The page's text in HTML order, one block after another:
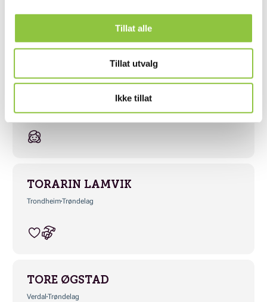
Tillat alle
Tillat utvalg
Ikke tillat
TORARIN LAMVIK
TrondheimTrøndelag
TORE ØGSTAD
VerdalTrøndelag